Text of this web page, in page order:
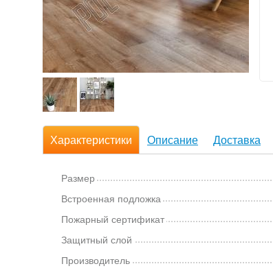
Характеристики Описание Доставка
Размер
Встроенная подложка
Пожарный сертификат
Защитный слой
Производитель